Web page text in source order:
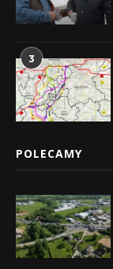
3
POLECAMY